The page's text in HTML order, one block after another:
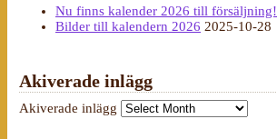
Nu finns kalender 2026 till försäljning!
Bilder till kalendern 2026 2025-10-28
Akiverade inlägg
Akiverade inlägg